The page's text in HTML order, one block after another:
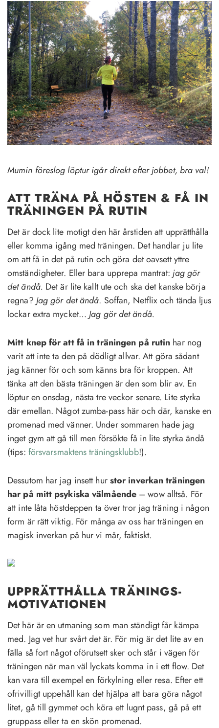
Mumin föreslog löptur igår direkt efter jobbet, bra val!
ATT TRÄNA PÅ HÖSTEN & FÅ IN
TRÄNINGEN PÅ RUTIN
Det är dock lite motigt den här årstiden att upprätthålla
eller komma igång med träningen. Det handlar ju lite
om att få in det på rutin och göra det oavsett yttre
omständigheter. Eller bara upprepa mantrat:jag gör
det ändå. Det är lite kallt ute och ska det kanske börja
regna? Jag gör det ändå. Soffan, Netflix och tända ljus
lockar extra mycket…Jag gör det ändå.
Mitt knep för att få in träningen på rutin har nog
varit att inte ta den på dödligt allvar. Att göra sådant
jag känner för och som känns bra för kroppen. Att
tänka att den bästa träningen är den som blir av. En
löptur en onsdag, nästa tre veckor senare. Lite styrka
där emellan. Något zumba-pass här och där, kanske en
promenad med vänner. Under sommaren hade jag
inget gym att gå till men försökte få in lite styrka ändå
(tips: försvarsmaktens träningsklubb!).
Dessutom har jag insett hurstor inverkan träningen
har på mitt psykiska välmående – wow alltså. För
att inte låta höstdeppen ta över tror jag träning i någon
form är rätt viktig. För många av oss har träningen en
magisk inverkan på hur vi mår, faktiskt.
UPPRÄTTHÅLLA TRÄNINGS-
MOTIVATIONEN
Det här är en utmaning som man ständigt får kämpa
med. Jag vet hur svårt det är. För mig är det lite av en
fälla så fort något oförutsett sker och står i vägen för
träningen när man väl lyckats komma in i ett flow. Det
kan vara till exempel en förkylning eller resa. Efter ett
ofrivilligt uppehåll kan det hjälpa att bara göra något
litet, gå till gymmet och köra ett lugnt pass, gå på ett
gruppass eller ta en skön promenad.